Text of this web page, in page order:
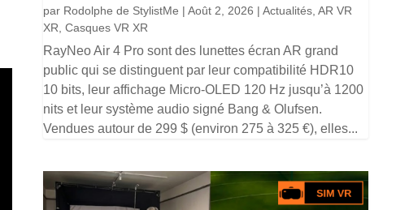
par Rodolphe de StylistMe |Août 2, 2026 |Actualités ,AR VR
XR ,Casques VR XR
RayNeo Air 4 Pro sont des lunettes écran AR grand
public qui se distinguent par leur compatibilité HDR10
10 bits, leur affichage Micro-OLED 120 Hz jusqu’à 1200
nits et leur système audio signé Bang & Olufsen.
Vendues autour de 299 $ (environ 275 à 325 €), elles...